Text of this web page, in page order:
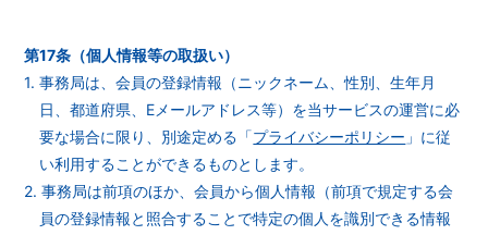
第17条（個人情報等の取扱い）
1. 事務局は、会員の登録情報（ニックネーム、性別、生年月
日、都道府県、Eメールアドレス等）を当サービスの運営に必
要な場合に限り、別途定める「プライバシーポリシー 」に従
い利用することができるものとします。
2. 事務局は前項のほか、会員から個人情報（前項で規定する会
員の登録情報と照合することで特定の個人を識別できる情報